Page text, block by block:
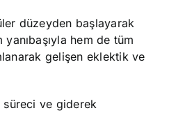
düzeyden başlayarak
hem de tüm
gelişen eklektik ve
süreci ve giderek